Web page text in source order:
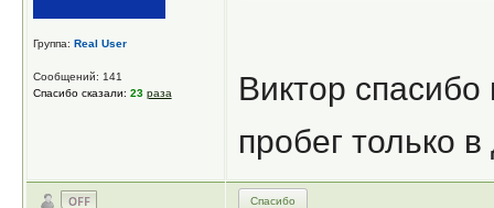
Группа: Real User
Сообщений: 141
Спасибо сказали: 23 раза
Виктор
пробег только в
Спасибо